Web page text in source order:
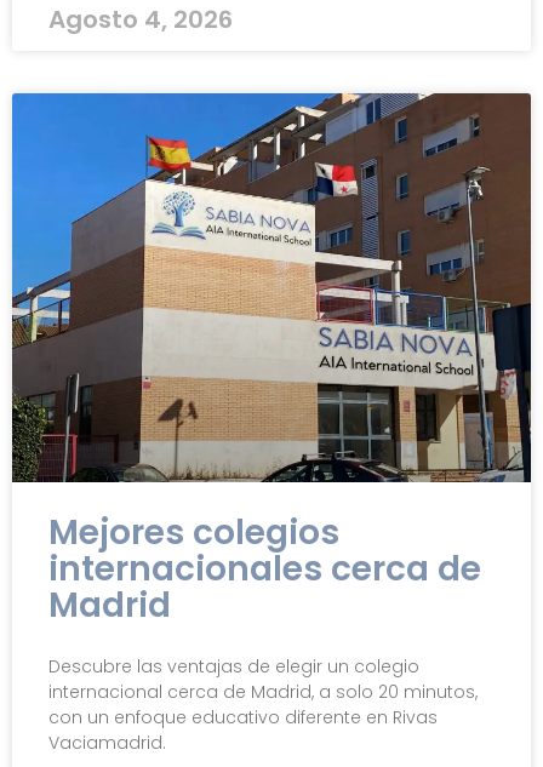
Agosto 4, 2026
Mejores colegios
internacionales cerca de
Madrid
Descubre las ventajas de elegir un colegio
internacional cerca de Madrid, a solo 20 minutos,
con un enfoque educativo diferente en Rivas
Vaciamadrid.